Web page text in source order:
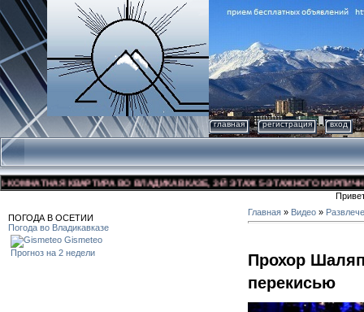
главная регистрация вход
КВАРТИРА ВО ВЛАДИКАВКАЗЕ, 3-Й ЭТАЖ 5-ЭТАЖНОГО
ПОГОДА В ОСЕТИИ
Погода во Владикавказе
Gismeteo
Прогноз на 2 недели
Главная » Видео »
Прохор
перекисью